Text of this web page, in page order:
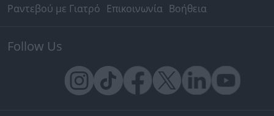
Ραντεβού με Γιατρό Επικοινωνία Βοήθεια
Follow Us